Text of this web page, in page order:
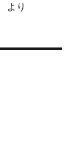
より